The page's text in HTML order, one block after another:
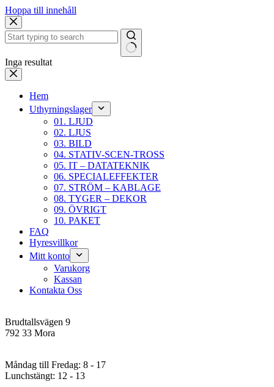
Hoppa till innehåll
Inga resultat
Hem
Uthyrningslager
01. LJUD
02. LJUS
03. BILD
04. STATIV-SCEN-TROSS
05. IT – DATATEKNIK
06. SPECIALEFFEKTER
07. STRÖM – KABLAGE
08. TYGER – DEKOR
09. ÖVRIGT
10. PAKET
FAQ
Hyresvillkor
Mitt konto
Varukorg
Kassan
Kontakta Oss
Brudtallsvägen 9
792 33 Mora
Måndag till Fredag: 8 - 17
Lunchstängt: 12 - 13